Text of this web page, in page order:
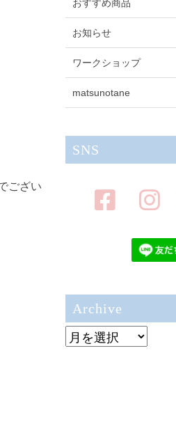
ござい
おすすめ商品
お知らせ
ワークショップ
matsunotane
SNS
Archive
Archive